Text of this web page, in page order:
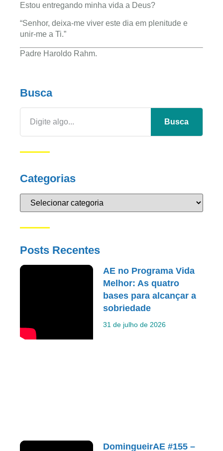
Estou entregando minha vida a Deus?
“Senhor, deixa-me viver este dia em plenitude e
unir-me a Ti.”
Padre Haroldo Rahm.
Busca
Busca
Categorias
Posts Recentes
AE no Programa Vida
Melhor: As quatro
bases para alcançar a
sobriedade
31 de julho de 2026
DomingueirAE #155 –